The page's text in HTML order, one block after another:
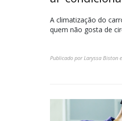
A climatização do
quem não gosta de
Publicado por Laryssa Biston